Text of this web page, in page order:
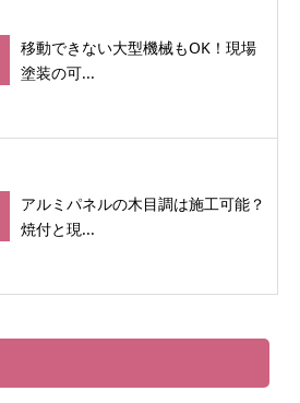
移動できない大型機械もOK！現場
塗装の可...
アルミパネルの木目調は施工可能？
焼付と現...